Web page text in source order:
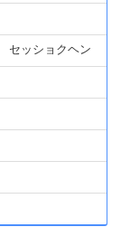
セッショクヘン